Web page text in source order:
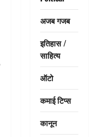
अजब गजब
इतिहास /
साहित्य
ऑटो
कमाई टिप्स
कानून